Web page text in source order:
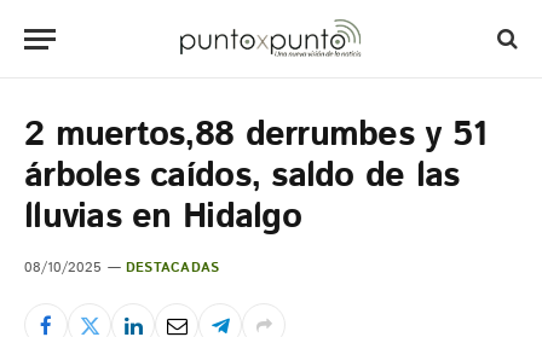
2 muertos,88 derrumbes y 51
árboles caídos, saldo de las
lluvias en Hidalgo
08/10/2025 DESTACADAS